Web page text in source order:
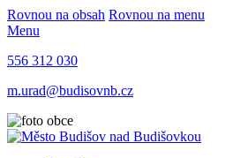
Rovnou na obsah Rovnou na menu
Menu
556 312 030
m.urad@budisovnb.cz